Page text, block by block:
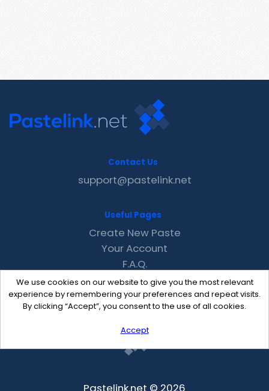
We use cookies on our website to give you the most relevant
experience by remembering your preferences and repeat visits.
By clicking “Accept”, you consent to the use of all cookies.
Accept
Contact Us
support@pastelink.net
Useful Pages
Create New Paste
Your Account
F.A.Q.
Recent
Contact
Pastelink.net © 2026